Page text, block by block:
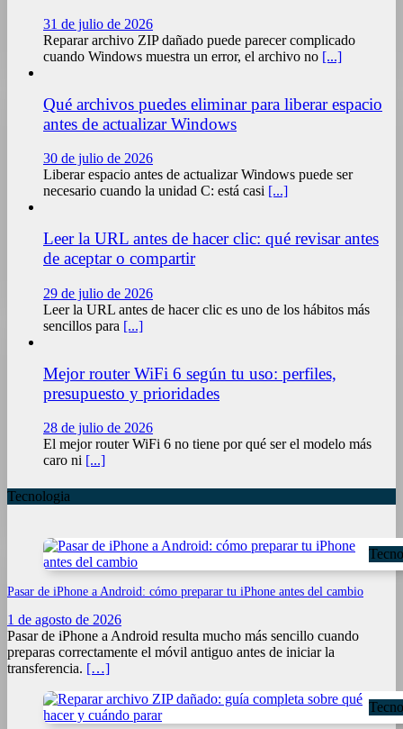
31 de julio de 2026
Reparar archivo ZIP dañado puede parecer complicado
cuando Windows muestra un error, el archivo no [...]
Qué archivos puedes eliminar para liberar espacio
antes de actualizar Windows
30 de julio de 2026
Liberar espacio antes de actualizar Windows puede ser
necesario cuando la unidad C: está casi [...]
Leer la URL antes de hacer clic: qué revisar antes
de aceptar o compartir
29 de julio de 2026
Leer la URL antes de hacer clic es uno de los hábitos más
sencillos para [...]
Mejor router WiFi 6 según tu uso: perfiles,
presupuesto y prioridades
28 de julio de 2026
El mejor router WiFi 6 no tiene por qué ser el modelo más
caro ni [...]
Tecnologia
Pasar de iPhone a Android: cómo preparar tu iPhone antes del cambio
1 de agosto de 2026
Pasar de iPhone a Android resulta mucho más sencillo cuando
preparas correctamente el móvil antiguo antes de iniciar la
transferencia. […]